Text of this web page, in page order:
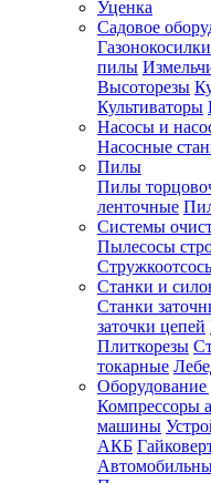
Уценка
Садовое
Газонокосилки
пилы
Высоторезы
Культиваторы
Насосы и
Насосные
Пилы
Пилы
ленточные
Системы
Пылесосы
Станки и
Станки
заточки цепей
Плиткорезы
токарные
Оборудование
Компрессоры
машины
АКБ